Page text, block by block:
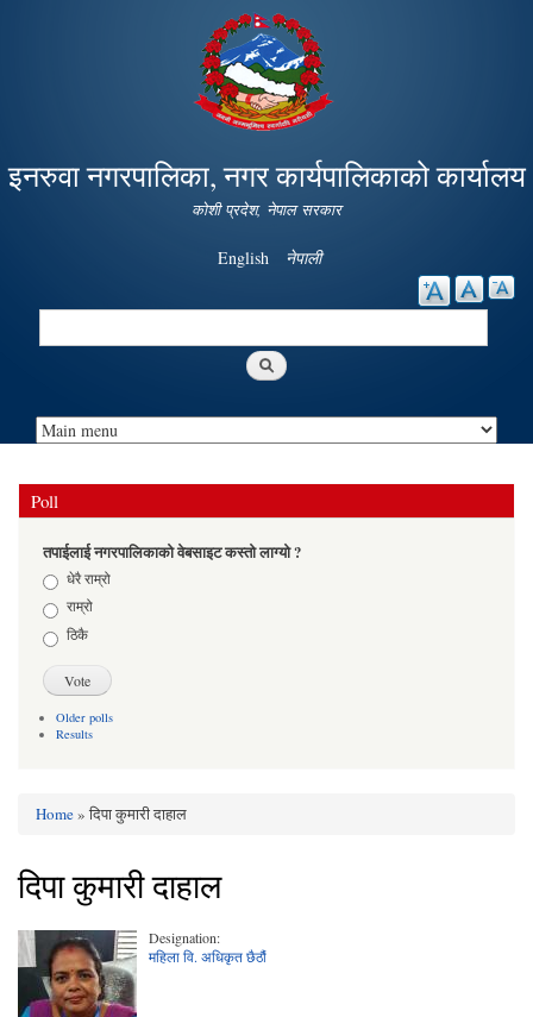
Skip to
main
content
इनरुवा नगरपालिका, नगर कार्यपालिकाको कार्यालय
कोशी प्रदेश, नेपाल सरकार
English नेपाली
Search
Poll
तपाईलाई नगरपालिकाको वेबसाइट कस्तो लाग्यो ?
Choicesधेरै राम्रो
राम्रो
ठिकै
Older polls
Results
You are here
Home» दिपा कुमारी दाहाल
दिपा कुमारी दाहाल
Designation:
महिला वि. अधिकृत छैठौं